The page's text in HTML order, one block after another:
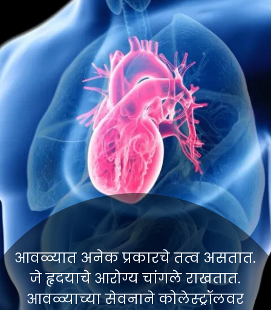
आवळ्यात अनेक प्रकारचे तत्व असतात.
जे हृदयाचे आरोग्य चांगले राखतात.
आवळ्याच्या सेवनाने कोलेस्ट्रॉलवर